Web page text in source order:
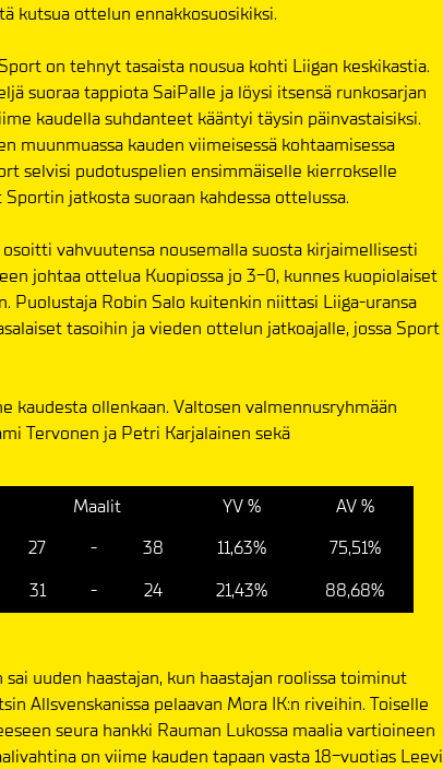
kutsua ottelun ennakkosuosikiksi.
on tehnyt tasaista nousua kohti Liigan keskikastia.
suoraa tappiota SaiPalle ja löysi itsensä runkosarjan
kaudella suhdanteet kääntyi täysin päinvastaisiksi.
muunmuassa kauden viimeisessä kohtaamisessa
selvisi pudotuspelien ensimmäiselle kierrokselle
jatkosta suoraan kahdessa ottelussa.
vahvuutensa nousemalla suosta kirjaimellisesti
johtaa ottelua Kuopiossa jo 3-0, kunnes kuopiolaiset
Puolustaja Robin Salo kuitenkin niittasi Liiga-uransa
tasoihin ja vieden ottelun jatkoajalle, jossa Sport
ollenkaan. Valtosen valmennusryhmään
Tervonen ja Petri Karjalainen sekä
Maalit YV %
AV %
27 - 38 11,63%
75,51%
31 - 24 21,43% 88,68%
uuden haastajan, kun haastajan roolissa toiminut
Allsvenskanissa pelaavan Mora IK:n riveihin. Toiselle
seura hankki Rauman Lukossa maalia vartioineen
on viime kauden tapaan vasta 18-vuotias Leevi